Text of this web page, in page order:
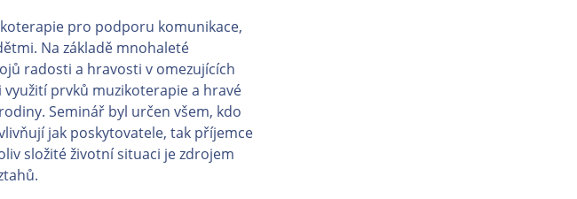
pro podporu komunikace,
Na základě mnohaleté
radosti a hravosti v omezujících
prvků muzikoterapie a hravé
Seminář byl určen všem, kdo
jak poskytovatele, tak příjemce
složité životní situaci je zdrojem